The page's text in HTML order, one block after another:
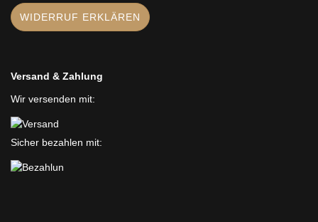
WIDERRUF ERKLÄREN
Versand & Zahlung
Wir versenden mit:
Sicher bezahlen mit: